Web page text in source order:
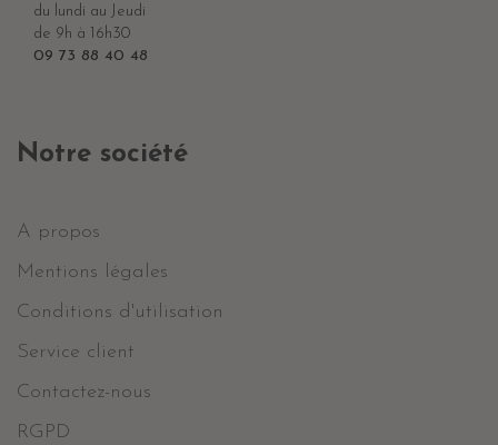
du lundi au Jeudi
de 9h à 16h30
09 73 88 40 48
Notre société
A propos
Mentions légales
Conditions d'utilisation
Service client
Contactez-nous
RGPD